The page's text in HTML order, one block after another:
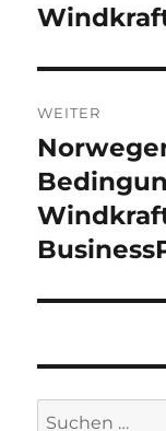
WEITER
Nächster
Beitrag:
Suche